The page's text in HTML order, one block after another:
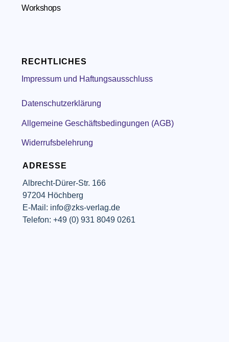
ADRESSE
Albrecht-Dürer-Str. 166
97204 Höchberg
E-Mail: info@zks-verlag.de
Telefon: +49 (0) 931 8049 0261
RECHTLICHES
Impressum und Haftungsausschluss
Datenschutzerklärung
Allgemeine Geschäftsbedingungen (AGB)
Widerrufsbelehrung
Workshops